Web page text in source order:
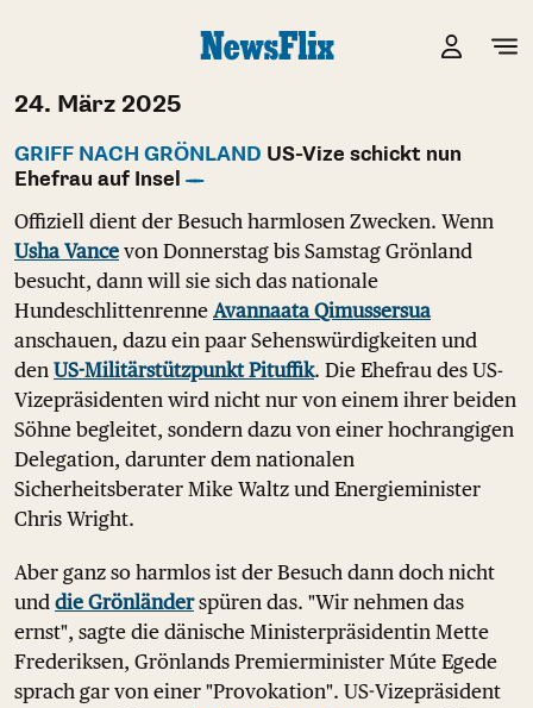
24. März 2025
GRIFF NACH GRÖNLAND US-Vize schickt nun
Ehefrau auf Insel
Offiziell dient der Besuch harmlosen Zwecken. Wenn
Usha Vance von Donnerstag bis Samstag Grönland
besucht, dann will sie sich das nationale
Hundeschlittenrenne Avannaata Qimussersua
anschauen, dazu ein paar Sehenswürdigkeiten und
den US-Militärstützpunkt Pituffik. Die Ehefrau des US-
Vizepräsidenten wird nicht nur von einem ihrer beiden
Söhne begleitet, sondern dazu von einer hochrangigen
Delegation, darunter dem nationalen
Sicherheitsberater Mike Waltz und Energieminister
Chris Wright.
Aber ganz so harmlos ist der Besuch dann doch nicht
und die Grönländerspüren das. "Wir nehmen das
ernst", sagte die dänische Ministerpräsidentin Mette
Frederiksen, Grönlands Premierminister Múte Egede
sprach gar von einer "Provokation". US-Vizepräsident